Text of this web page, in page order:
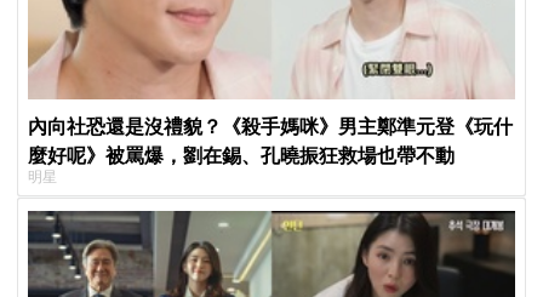
內向社恐還是沒禮貌？《殺手媽咪》男主鄭準元登《玩什
麼好呢》被罵爆，劉在錫、孔曉振狂救場也帶不動
明星